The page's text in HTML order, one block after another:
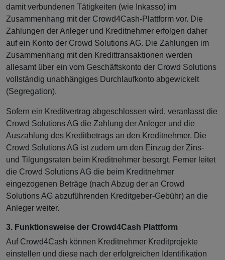
damit verbundenen Tätigkeiten (wie Inkasso) im
Zusammenhang mit der Crowd4Cash-Plattform vor. Die
Zahlungen der Anleger und Kreditnehmer erfolgen daher
auf ein Konto der Crowd Solutions AG. Die Zahlungen im
Zusammenhang mit den Kredittransaktionen werden
allesamt über ein vom Geschäftskonto der Crowd Solutions
vollständig unabhängiges Durchlaufkonto abgewickelt
(Segregation).
Sofern ein Kreditvertrag abgeschlossen wird, veranlasst die
Crowd Solutions AG die Zahlung der Anleger und die
Auszahlung des Kreditbetrags an den Kreditnehmer. Die
Crowd Solutions AG ist zudem um den Einzug der Zins-
und Tilgungsraten beim Kreditnehmer besorgt. Ferner leitet
die Crowd Solutions AG die beim Kreditnehmer
eingezogenen Beträge (nach Abzug der an Crowd
Solutions AG abzuführenden Kreditgeber-Gebühr) an die
Anleger weiter.
3. Funktionsweise der Crowd4Cash Plattform
Auf Crowd4Cash können Kreditnehmer Kreditprojekte
einstellen und diese nach der erfolgreichen Identifikation